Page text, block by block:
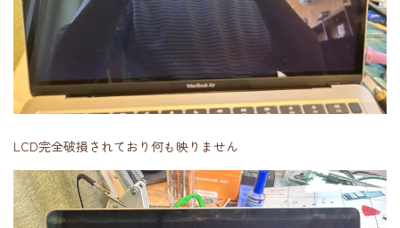
LCD完全破損されており何も映りません